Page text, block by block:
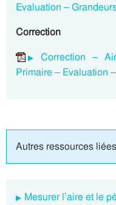
Evaluation –
Correction
Correction –
Primaire – Evaluation
Autres ressources
Mesurer l’aire et le